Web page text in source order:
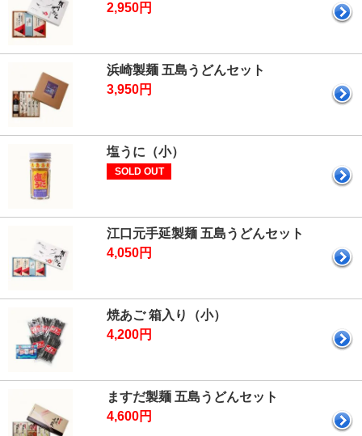
2,950円
浜崎製麺 五島うどんセット
3,950円
塩うに（小）
SOLD OUT
江口元手延製麺 五島うどんセット
4,050円
焼あご 箱入り（小）
4,200円
ますだ製麺 五島うどんセット
4,600円